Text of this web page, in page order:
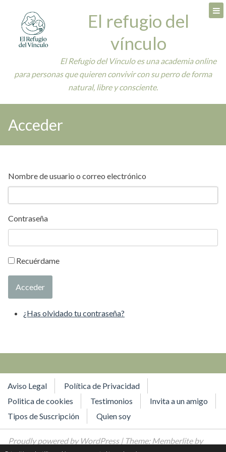
content
El refugio del
vínculo
El Refugio del Vínculo es una academia online
para personas que quieren convivir con su perro de forma
natural, libre y consciente.
Acceder
Nombre de usuario o correo electrónico
Contraseña
Recuérdame
Acceder
¿Has olvidado tu contraseña?
Aviso Legal
Política de Privacidad
Politica de cookies
Testimonios
Invita a un amigo
Tipos de Suscripción
Quien soy
Proudly powered by WordPress| Theme: Memberlite by